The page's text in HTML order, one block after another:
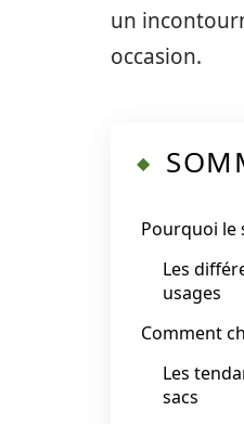
un
occasion.
Pourquoi le
Les
usages
Comment
Les
sacs